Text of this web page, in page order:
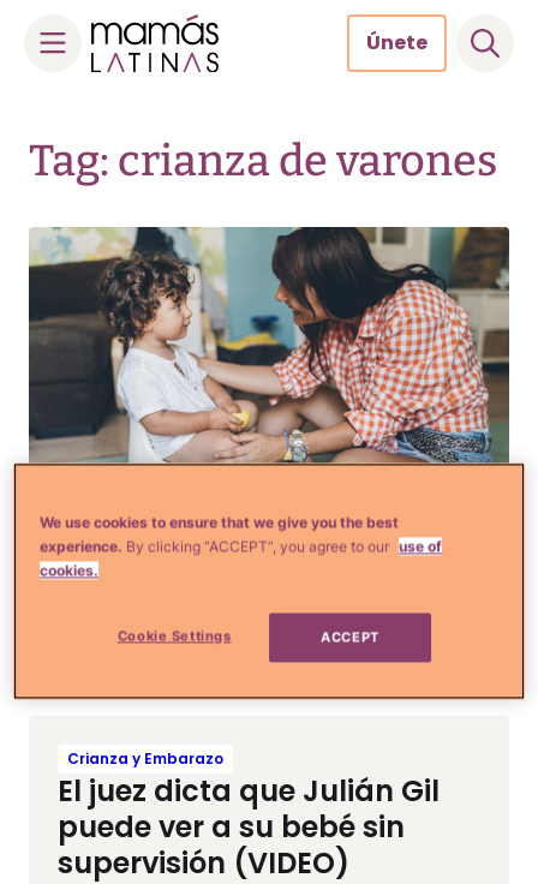
content
Únete
Tag: crianza de varones
Crianza y Embarazo
12 Productos para ayudarle
a los niños a aprender a ir al
baño solitos
Crianza y Embarazo
El juez dicta que Julián Gil
puede ver a su bebé sin
supervisión (VIDEO)
We use cookies to ensure that we give you the best
experience. By clicking “ACCEPT”, you agree to our use of
cookies.
Cookie Settings ACCEPT